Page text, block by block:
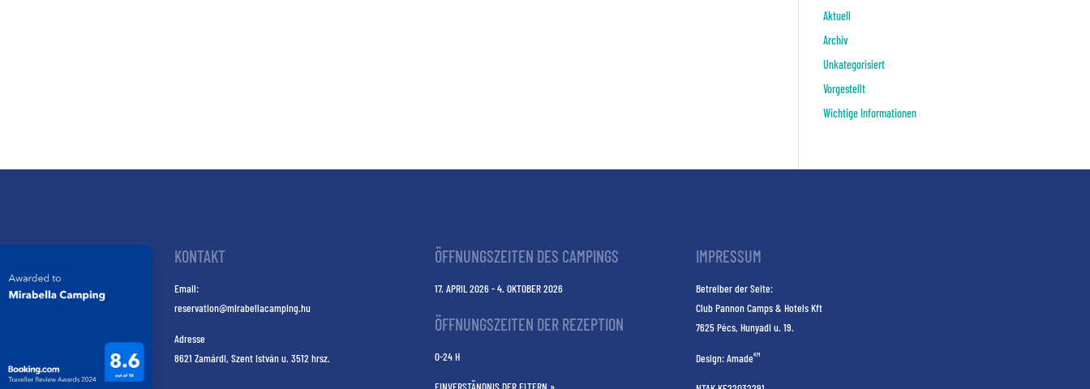
Aktuell
Archiv
Unkategorisiert
Vorgestellt
Wichtige Informationen
KONTAKT
Email:
reservation@mirabellacamping.hu
Adresse
8621 Zamárdi, Szent István u. 3512 hrsz.
ÖFFNUNGSZEITEN DES CAMPINGS
17. APRIL 2026 - 4. OKTOBER 2026
ÖFFNUNGSZEITEN DER REZEPTION
0-24 H
IMPRESSUM
Betreiber der Seite:
Club Pannon Camps & Hotels Kft
7625 Pécs, Hunyadi u. 19.
Design:AmadeKM